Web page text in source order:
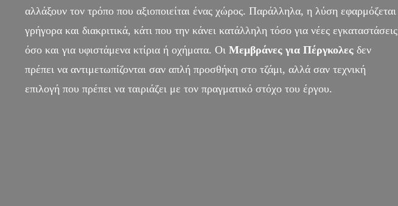
αλλάξουν τον τρόπο που αξιοποιείται ένας χώρος. Παράλληλα, η λύση εφαρμόζεται
γρήγορα και διακριτικά, κάτι που την κάνει κατάλληλη τόσο για νέες εγκαταστάσεις
όσο και για υφιστάμενα κτίρια ή οχήματα. Οι Μεμβράνες για Πέργκολεςδεν
πρέπει να αντιμετωπίζονται σαν απλή προσθήκη στο τζάμι, αλλά σαν τεχνική
επιλογή που πρέπει να ταιριάζει με τον πραγματικό στόχο του έργου.